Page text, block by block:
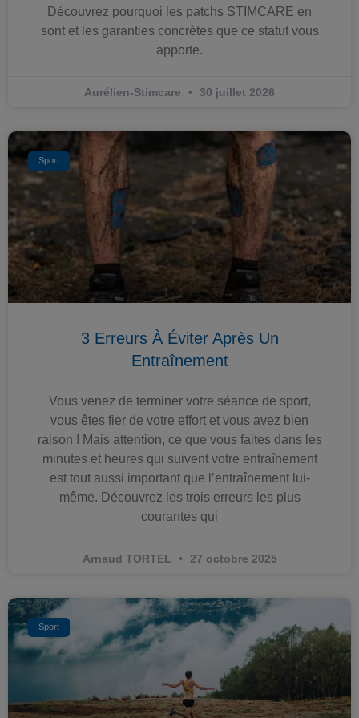
Découvrez pourquoi les patchs STIMCARE en
sont et les garanties concrètes que ce statut vous
apporte.
Aurélien-Stimcare 30 juillet 2026
Sport
3 Erreurs À Éviter Après Un
Entraînement
Vous venez de terminer votre séance de sport,
vous êtes fier de votre effort et vous avez bien
raison ! Mais attention, ce que vous faites dans les
minutes et heures qui suivent votre entraînement
est tout aussi important que l’entraînement lui-
même. Découvrez les trois erreurs les plus
courantes qui
Arnaud TORTEL 27 octobre 2025
Sport